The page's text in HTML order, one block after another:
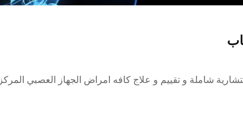
شاملة و تقييم و علاج كافه امراض الجهاز العصبي